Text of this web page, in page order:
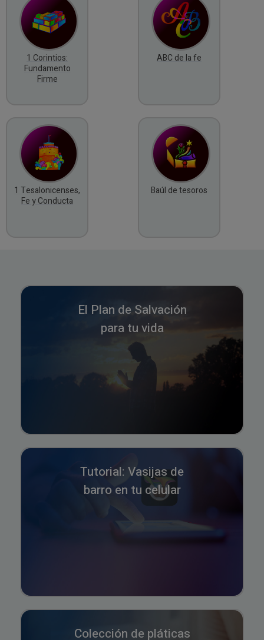
El Plan de Salvación
para tu vida
Tutorial: Vasijas de
barro en tu celular
Colección de pláticas
1 Corintios:
Fundamento
Firme
1 Tesalonicenses,
Fe y Conducta
ABC de la fe
Baúl de tesoros